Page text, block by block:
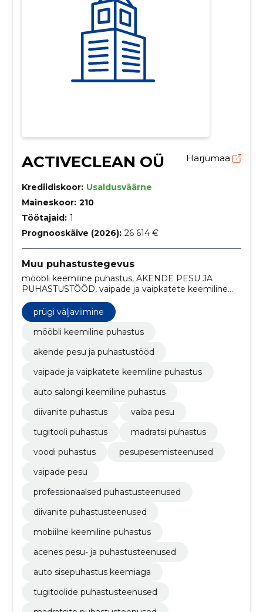
ACTIVECLEAN OÜ Harjumaa
Krediidiskoor: Usaldusväärne
Maineskoor: 210
Töötajaid: 1
Prognooskäive (2026): 26 614 €
Muu puhastustegevus
mööbli keemiline puhastus, AKENDE PESU JA
PUHASTUSTÖÖD, vaipade ja vaipkatete keemiline
puhastus, auto salongi keemiline puhastus, diivanite
puhastus, vaiba pesu, tugitooli puhastus, madratsi
puhastus, voodi puhastus, pesupesemisteenused
prügi väljaviimine
mööbli keemiline puhastus
akende pesu ja puhastustööd
vaipade ja vaipkatete keemiline puhastus
auto salongi keemiline puhastus
diivanite puhastus
vaiba pesu
tugitooli puhastus
madratsi puhastus
voodi puhastus
pesupesemisteenused
vaipade pesu
professionaalsed puhastusteenused
diivanite puhastusteenused
mobiilne keemiline puhastus
acenes pesu- ja puhastusteenused
auto sisepuhastus keemiaga
tugitoolide puhastusteenused